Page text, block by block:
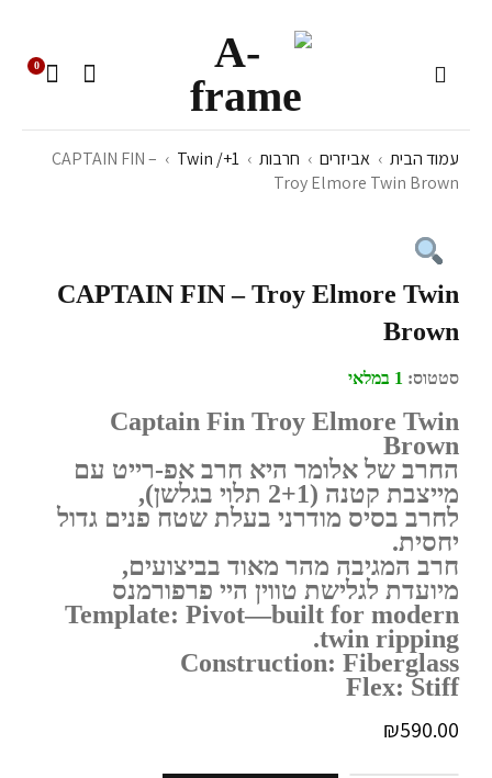
0
עמוד הבית › אביזרים › חרבות ›
Twin /+1
›
CAPTAIN FIN –
Troy Elmore Twin Brown
CAPTAIN FIN – Troy Elmore Twin
Brown
סטטוס: 1 במלאי
Captain Fin Troy Elmore Twin
Brown
החרב של אלומר היא חרב אפ-רייט עם
מייצבת קטנה (2+1 תלוי בגלשן),
לחרב בסיס מודרני בעלת שטח פנים גדול
יחסית.
חרב המגיבה מהר מאוד בביצועים,
מיועדת לגלישת טווין היי פרפורמנס
Template: Pivot—built for modern
twin ripping.
Construction: Fiberglass
Flex: Stiff
₪590.00